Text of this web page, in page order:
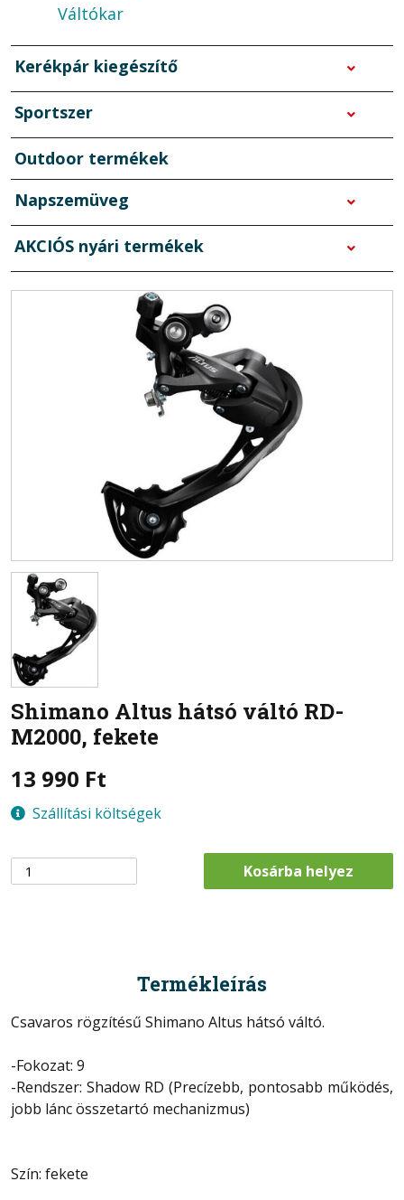
Váltókar
Kerékpár kiegészítő
Sportszer
Outdoor termékek
Napszemüveg
AKCIÓS nyári termékek
Shimano Altus hátsó váltó RD-
M2000, fekete
13 990 Ft
Szállítási költségek
Kosárba helyez
Termékleírás
Csavaros rögzítésű Shimano Altus hátsó váltó.
-Fokozat: 9
-Rendszer: Shadow RD (Precízebb, pontosabb működés,
jobb lánc összetartó mechanizmus)
Szín: fekete